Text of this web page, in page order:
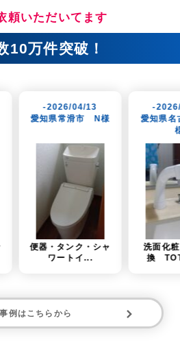
頼いただいてます
10万件突破！
13
市 N様
ク・シャ
-2026/04/10
愛知県名古屋市 T
洗面化粧台水栓交
換 TOTO（T...
例はこちらから